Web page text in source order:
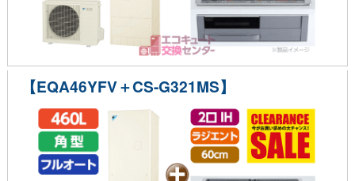
【EQA46YFV＋CS-G321MS】